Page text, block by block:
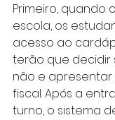
Primeiro, quando
escola, os
acesso ao
terão que decidir
não e
fiscal. Após a
turno, o sistema